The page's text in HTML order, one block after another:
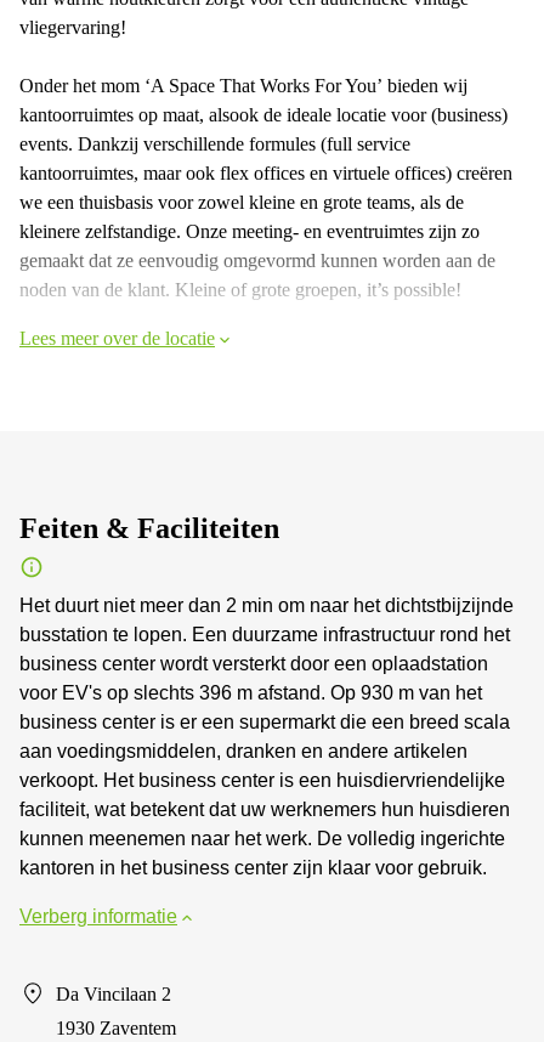
vliegervaring!
Onder het mom ‘A Space That Works For You’ bieden wij
kantoorruimtes op maat, alsook de ideale locatie voor (business)
events. Dankzij verschillende formules (full service
kantoorruimtes, maar ook flex offices en virtuele offices) creëren
we een thuisbasis voor zowel kleine en grote teams, als de
kleinere zelfstandige. Onze meeting- en eventruimtes zijn zo
gemaakt dat ze eenvoudig omgevormd kunnen worden aan de
noden van de klant. Kleine of grote groepen, it’s possible!
Lees meer over de locatie
Feiten & Faciliteiten
Het duurt niet meer dan 2 min om naar het dichtstbijzijnde
busstation te lopen. Een duurzame infrastructuur rond het
business center wordt versterkt door een oplaadstation
voor EV's op slechts 396 m afstand. Op 930 m van het
business center is er een supermarkt die een breed scala
aan voedingsmiddelen, dranken en andere artikelen
verkoopt. Het business center is een huisdiervriendelijke
faciliteit, wat betekent dat uw werknemers hun huisdieren
kunnen meenemen naar het werk. De volledig ingerichte
kantoren in het business center zijn klaar voor gebruik.
Verberg informatie
Da Vincilaan 2
1930 Zaventem